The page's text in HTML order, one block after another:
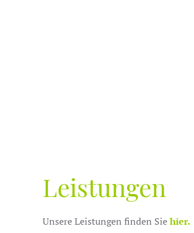
Leistungen
Unsere Leistungen finden Siehier.